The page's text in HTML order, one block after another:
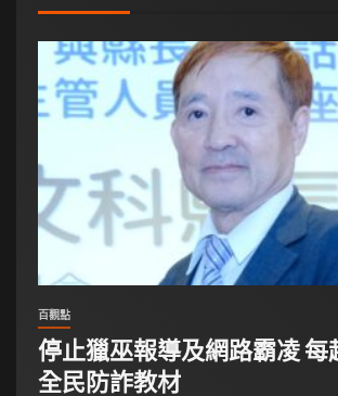
百觀點
停止獵巫報導及網路霸凌 每
全民防詐教材